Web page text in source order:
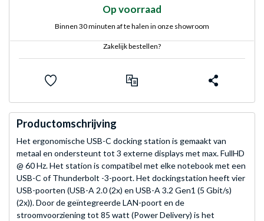
Op voorraad
Binnen 30 minuten af te halen in onze showroom
Zakelijk bestellen?
Productomschrijving
Het ergonomische USB-C docking station is gemaakt van
metaal en ondersteunt tot 3 externe displays met max. FullHD
@ 60 Hz. Het station is compatibel met elke notebook met een
USB-C of Thunderbolt -3-poort. Het dockingstation heeft vier
USB-poorten (USB-A 2.0 (2x) en USB-A 3.2 Gen1 (5 Gbit/s)
(2x)). Door de geïntegreerde LAN-poort en de
stroomvoorziening tot 85 watt (Power Delivery) is het